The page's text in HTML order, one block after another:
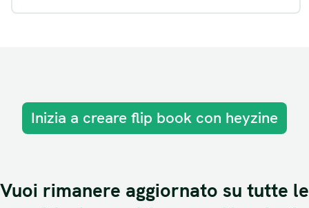
Inizia a creare flip book con heyzine
Vuoi rimanere aggiornato su tutte le